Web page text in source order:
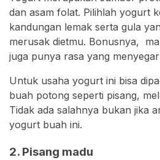
dan asam folat. Pilihlah yogurt
kandungan lemak serta gula
merusak dietmu. Bonusnya,
juga punya rasa yang
Untuk usaha yogurt ini bisa
buah potong seperti pisang,
Tidak ada salahnya bukan jika
yogurt buah ini.
2. Pisang madu